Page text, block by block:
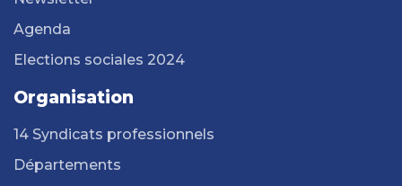
Agenda
Elections sociales 2024
Organisation
14 Syndicats professionnels
Départements